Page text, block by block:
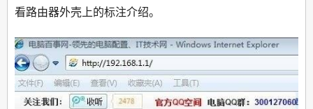
看路由器外壳上的标注介绍。